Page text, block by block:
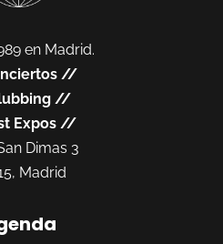
en Madrid.
//
//
Expos //
Dimas 3
Madrid